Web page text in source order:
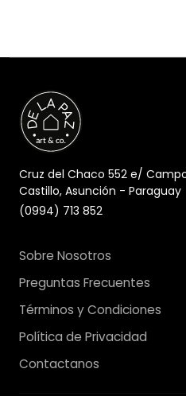
Cruz del Chaco 552 e/
Castillo, Asunción - Paraguay
(0994) 713 852
Sobre Nosotros
Preguntas Frecuentes
Términos y Condiciones
Política de Privacidad
Contactanos